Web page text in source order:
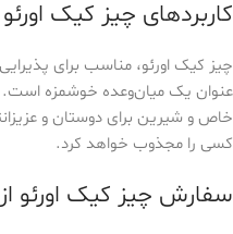
کاربردهای چیز کیک اورئو
چیز کیک اورئو، مناسب برای
عنوان یک میان‌وعده خوشمزه
خاص و شیرین برای دوستان و
کسی را مجذوب خواهد کرد.
سفارش چیز کیک اورئو